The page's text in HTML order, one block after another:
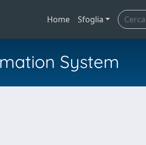
Home Sfoglia
System